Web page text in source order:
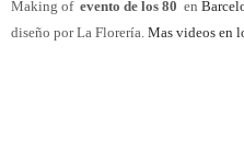
Making of evento de los 80 en
diseño por La Florería. Mas videos en